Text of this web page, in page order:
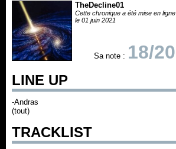
TheDecline01
Cette chronique a été mise en ligne
le 01 juin 2021
Sa note : 18/20
LINE UP
-Andras
(tout)
TRACKLIST